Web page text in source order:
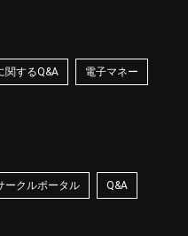
関するQ&A 電子マネー
ークルポータル Q&A